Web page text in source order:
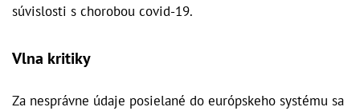
súvislosti s chorobou covid-19.
Vlna kritiky
Za nesprávne údaje posielané do európskeho systému sa